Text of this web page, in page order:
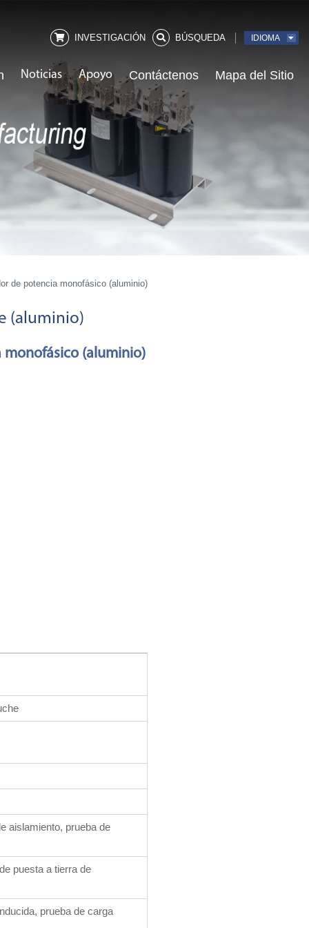
Noticias Apoyo Contáctenos Mapa del Sitio
INVESTIGACIÓN BÚSQUEDA IDIOMA
de potencia monofásico (aluminio)
(aluminio)
(aluminio)
aislamiento, prueba de
puesta a tierra de
prueba de carga